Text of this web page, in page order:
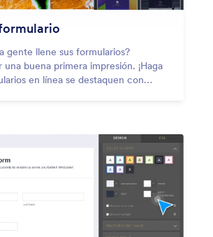
gente llene sus formularios?
una buena primera impresión. ¡Haga
en línea se destaquen con